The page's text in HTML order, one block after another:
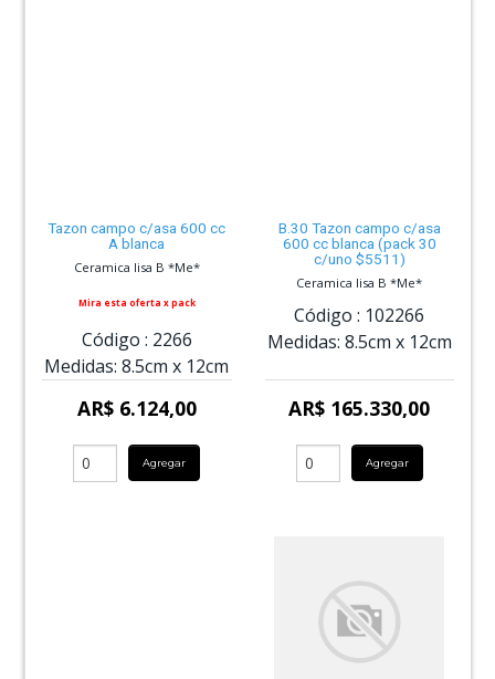
Tazon campo c/asa 600 cc
A blanca
Ceramica lisa B *Me*
Mira esta oferta x pack
Código : 2266
Medidas: 8.5cm x 12cm
AR$ 6.124,00
Agregar
B.30 Tazon campo c/asa
600 cc blanca (pack 30
c/uno $5511)
Ceramica lisa B *Me*
Código : 102266
Medidas: 8.5cm x 12cm
AR$ 165.330,00
Agregar